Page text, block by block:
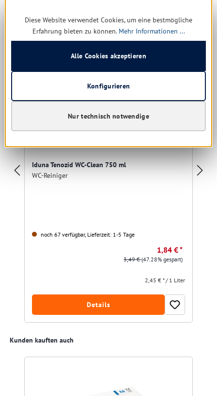
Produktgalerie überspringen
Ähnliche Produkte
Iduna Tenozid WC-Clean 750 ml
WC-Reiniger
noch 67 verfügbar, Lieferzeit: 1-5 Tage
1,84 € *
3,49 €(47.28% gespart)
2,45 € * / 1 Liter
Details
Produktgalerie überspringen
Kunden kauften auch
Diese Website verwendet Cookies, um eine bestmögliche
Erfahrung bieten zu können. Mehr Informationen ...
Nur technisch notwendige
Konfigurieren
Alle Cookies akzeptieren